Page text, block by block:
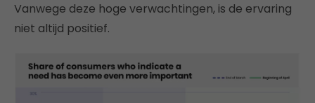
Vanwege deze hoge verwachtingen, is de ervaring
niet altijd positief.